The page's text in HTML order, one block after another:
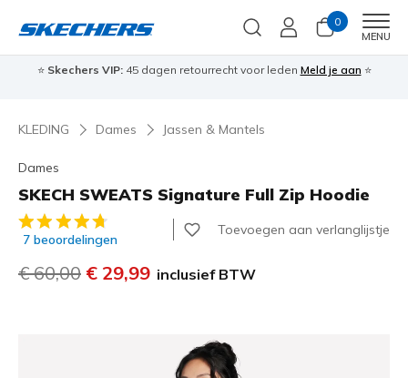
0
MENU
⭐ Skechers VIP:45 dagen retourrecht voor leden Meld je aan ⭐
KLEDING Dames Jassen & Mantels
Dames
SKECH SWEATS Signature Full Zip Hoodie
5 van de 5 klantbeoordelingen
7 beoordelingen
Toevoegen aan verlanglijstje
Prijs verlaagd van
€ 60,00 naar
€ 29,99 inclusief BTW